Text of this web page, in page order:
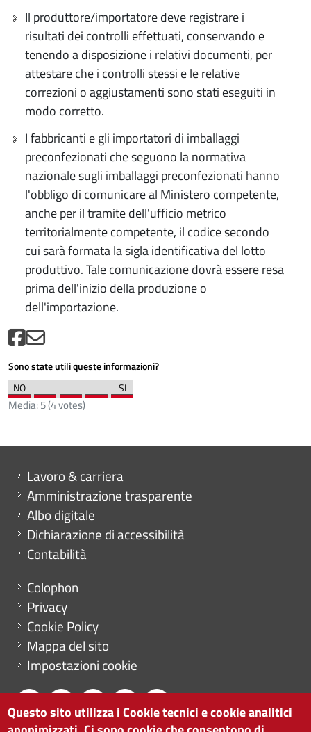
Il produttore/importatore deve registrare i
risultati dei controlli effettuati, conservando e
tenendo a disposizione i relativi documenti, per
attestare che i controlli stessi e le relative
correzioni o aggiustamenti sono stati eseguiti in
modo corretto.
I fabbricanti e gli importatori di imballaggi
preconfezionati che seguono la normativa
nazionale sugli imballaggi preconfezionati hanno
l'obbligo di comunicare al Ministero competente,
anche per il tramite dell'ufficio metrico
territorialmente competente, il codice secondo
cui sarà formata la sigla identificativa del lotto
produttivo. Tale comunicazione dovrà essere resa
prima dell'inizio della produzione o
dell'importazione.
Sono state utili queste informazioni?
Media:5(4votes)
Mini menu di servizio
Lavoro & carriera
Amministrazione trasparente
Albo digitale
Dichiarazione di accessibilità
Contabilità
Menu footer
Colophon
Privacy
Cookie Policy
Mappa del sito
Impostazioni cookie
Questo sito utilizza i Cookie tecnici e cookie analitici